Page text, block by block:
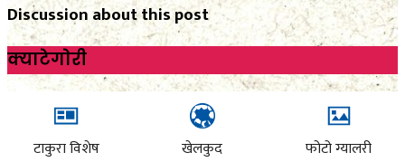
Discussion about this post
क्याटेगाेरी
टाकुरा विशेष खेलकुद फोटो ग्यालरी